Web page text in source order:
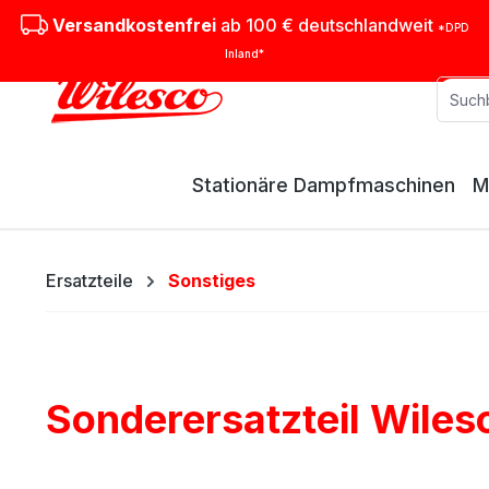
Hauptinhalt springen
Zur Suche springen
Zur Hauptnavigation springen
Versandkostenfreiab 100 € deutschlandweit *DPD
Inland*
Stationäre Dampfmaschinen
Ersatzteile Sonstiges
Sonderersatzteil